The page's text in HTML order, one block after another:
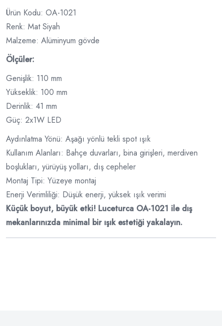
Ürün Kodu: OA-1021
Renk: Mat Siyah
Malzeme: Alüminyum gövde
Ölçüler:
Genişlik: 110 mm
Yükseklik: 100 mm
Derinlik: 41 mm
Güç: 2x1W LED
Aydınlatma Yönü: Aşağı yönlü tekli spot ışık
Kullanım Alanları: Bahçe duvarları, bina girişleri, merdiven
boşlukları, yürüyüş yolları, dış cepheler
Montaj Tipi: Yüzeye montaj
Enerji Verimliliği: Düşük enerji, yüksek ışık verimi
Küçük boyut, büyük etki! Luceturca OA-1021 ile dış
mekanlarınızda minimal bir ışık estetiği yakalayın.